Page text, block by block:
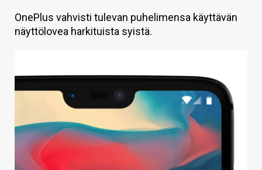
TIETOA
HINTA.FI
HAKU
OnePlus vahvisti tulevan puhelimensa käyttävän
näyttölovea harkituista syistä.